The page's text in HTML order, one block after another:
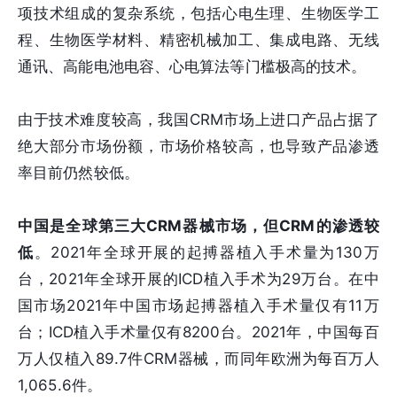
项技术组成的复杂系统，包括心电生理、生物医学工
程、生物医学材料、精密机械加工、集成电路、无线
通讯、高能电池电容、心电算法等门槛极高的技术。
由于技术难度较高，我国CRM市场上进口产品占据了
绝大部分市场份额，市场价格较高，也导致产品渗透
率目前仍然较低。
中国是全球第三大CRM器械市场，但CRM的渗透较
低 。2021年全球开展的起搏器植入手术量为130万
台，2021年全球开展的ICD植入手术为29万台。在中
国市场2021年中国市场起搏器植入手术量仅有11万
台；ICD植入手术量仅有8200台。2021年，中国每百
万人仅植入89.7件CRM器械，而同年欧洲为每百万人
1,065.6件。